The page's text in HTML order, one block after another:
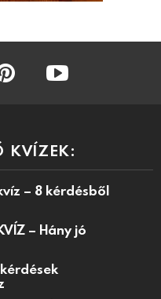
KVÍZEK:
– 8 kérdésből
– Hány jó